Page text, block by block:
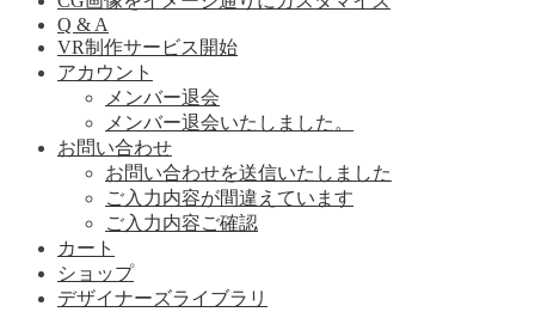
Q & A
VR制作サービス開始
アカウント
メンバー退会
メンバー退会いたしました。
お問い合わせ
お問い合わせを送信いたしました
ご入力内容が間違えています
ご入力内容ご確認
カート
ショップ
デザイナーズライブラリ